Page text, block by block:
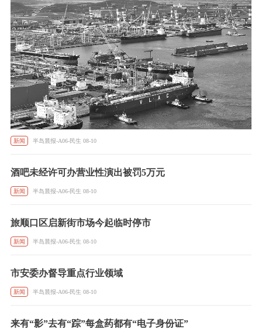
新闻 半岛晨报-A06-民生 08-10
酒吧未经许可办营业性演出被罚5万元
新闻 半岛晨报-A06-民生 08-10
旅顺口区启新街市场今起临时停市
新闻 半岛晨报-A06-民生 08-10
市安委办督导重点行业领域
新闻 半岛晨报-A06-民生 08-10
来有“影”去有“踪”每盒药都有“电子身份证”